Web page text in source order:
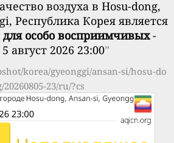
воздуха в Hosu-dong,
Республика Корея является
особо восприимчивых-
август 2026 23:00”
korea/gyeonggi/ansan-si/hosu-do
20260805-23/ru/?cs